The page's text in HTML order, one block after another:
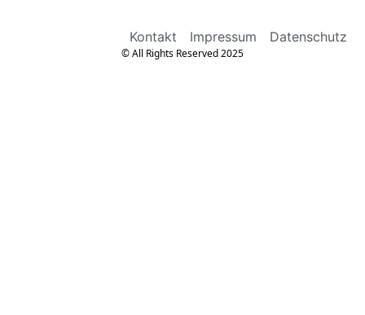
Kontakt Impressum Datenschutz
© All Rights Reserved 2025